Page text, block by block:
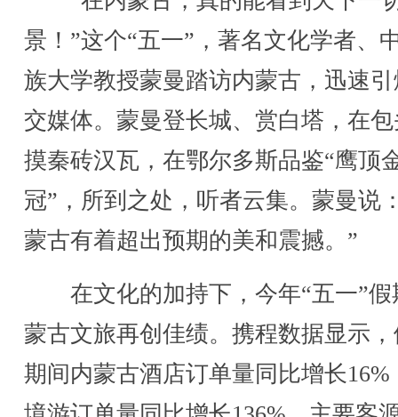
景！”这个“五一”，著名文化学者、
族大学教授蒙曼踏访内蒙古，迅速
交媒体。蒙曼登长城、赏白塔，在
摸秦砖汉瓦，在鄂尔多斯品鉴“鹰顶
冠”，所到之处，听者云集。蒙曼说
蒙古有着超出预期的美和震撼。”
在文化的加持下，今年“五一”假
蒙古文旅再创佳绩。携程数据显示
期间内蒙古酒店订单量同比增长16%